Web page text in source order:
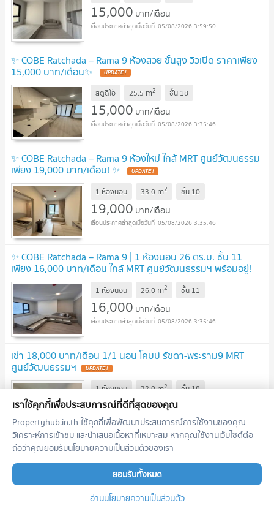
15,000 บาท/เดือน
05/08/2026 3:59:50
✨ COBE Ratchada – Rama 9 ห้องสวย ชั้นสูง วิวเปิด ราคาเพียง
15,000 บาท/เดือน✨
สตูดิโอ 25.5 m2 ชั้น 18
15,000 บาท/เดือน
05/08/2026 3:35:46
✨ COBE Ratchada – Rama 9 ห้องใหม่ ใกล้ MRT ศูนย์วัฒนธรรม
เพียง 19,000 บาท/เดือน! ✨
1 ห้องนอน 33.0 m2 ชั้น 10
19,000 บาท/เดือน
05/08/2026 3:35:46
✨ COBE Ratchada – Rama 9 | 1 ห้องนอน 26 ตร.ม. ชั้น 11
เพียง 16,000 บาท/เดือน ใกล้ MRT ศูนย์วัฒนธรรมฯ พร้อมอยู่!
🏢🚆
1 ห้องนอน 26.0 m2 ชั้น 11
16,000 บาท/เดือน
05/08/2026 3:35:46
เช่า 18,000 บาท/เดือน 1/1 นอน โคบบ์ รัชดา-พระราม9 MRT
ศูนย์วัฒนธรรมฯ
1 ห้องนอน 32.0m2 ชั้น18
18,000บาท/เดือน
05/08/2026 1:59:29
เอเจ้นท์แนะนำประจำโครงการ
เราใช้คุกกี้เพื่อประสบการณ์ที่ดีที่สุดของคุณ
Propertyhub.in.th ใช้คุกกี้เพื่อพัฒนาประสบการณ์การใช้งานของคุณ
วิเคราะห์การเข้าชม และนำเสนอเนื้อหาที่เหมาะสม หากคุณใช้งานเว็บไซต์ต่อ
ถือว่าคุณยอมรับนโยบายความเป็นส่วนตัวของเรา
ยอมรับทั้งหมด
อ่านนโยบายความเป็นส่วนตัว